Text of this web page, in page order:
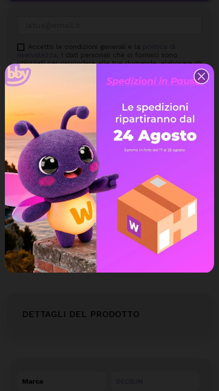
Accetto le condizioni generali e la
. I dati personali che ci fornisci sono
utilizzati per rispondere alle tue domande, elaborare gli
ordini o consentire l'accesso a informazioni specifiche.
Hai il diritto di modificare e cancellare tutte le
informazioni personali che si trovano nella pagina "Il
Avvisami quando torna disponibile
Assistenza Live Chat
Ampia scelta di pagamenti
Spedizione express veloce
Possibilità di reso e rimborso
DETTAGLI DEL PRODOTTO
Marca SECSUN